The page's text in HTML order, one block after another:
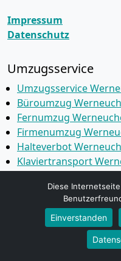
Impressum
Datenschutz
Umzugsservice
Umzugsservice
Büroumzug
Fernumzug
Firmenumzug
Halteverbot
Klaviertransport
Seniorenumzug
Wohnungsauflösung
Entsorgung
Kleintransporte
Möbeltaxi
Diese
Einverstanden